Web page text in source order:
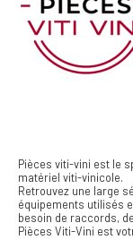
Pièces viti-vini est le
matériel viti-vinicole.
Retrouvez une large
équipements utilisés
besoin de raccords,
Pièces Viti-Vini est